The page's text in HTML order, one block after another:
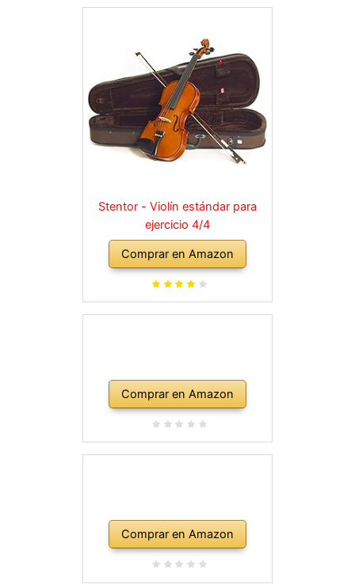
Stentor - Violín estándar para
ejercicio 4/4
Comprar en Amazon
Comprar en Amazon
Comprar en Amazon